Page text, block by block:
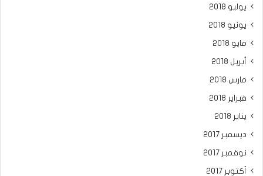
يوليو 2018
يونيو 2018
مايو 2018
أبريل 2018
مارس 2018
فبراير 2018
يناير 2018
ديسمبر 2017
نوفمبر 2017
أكتوبر 2017